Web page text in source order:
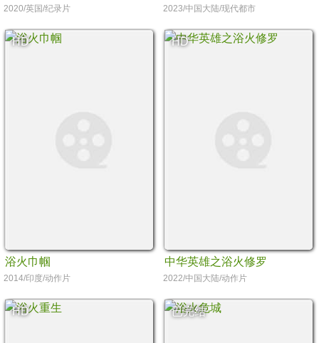
2020/英国/纪录片 2023/中国大陆/现代都市
HD
浴火巾帼
2014/印度/动作片
HD
中华英雄之浴火修罗
2022/中国大陆/动作片
HD 已完结